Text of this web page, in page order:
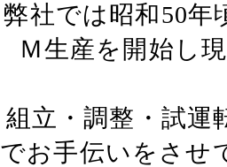
弊社では昭和50年
Ｍ生産を開始し
組立・調整・試運
でお手伝いをさせ